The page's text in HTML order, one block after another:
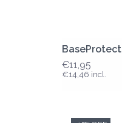
BaseProtect
€11,95
€14,46 incl.